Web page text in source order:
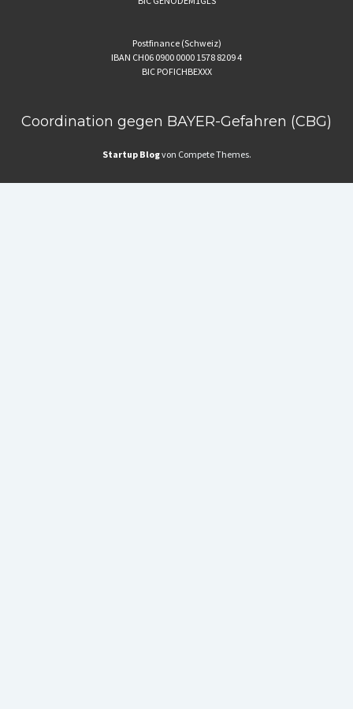
Postfinance (Schweiz)
IBAN CH06 0900 0000 1578 8209 4
BIC POFICHBEXXX
Coordination gegen BAYER-Gefahren (CBG)
Startup Blogvon Compete Themes.